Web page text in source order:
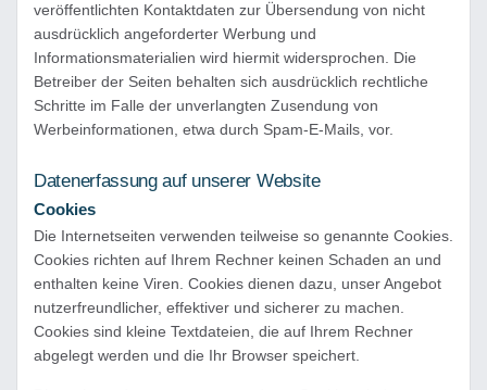
veröffentlichten Kontaktdaten zur Übersendung von nicht
ausdrücklich angeforderter Werbung und
Informationsmaterialien wird hiermit widersprochen. Die
Betreiber der Seiten behalten sich ausdrücklich rechtliche
Schritte im Falle der unverlangten Zusendung von
Werbeinformationen, etwa durch Spam-E-Mails, vor.
Datenerfassung auf unserer Website
Cookies
Die Internetseiten verwenden teilweise so genannte Cookies.
Cookies richten auf Ihrem Rechner keinen Schaden an und
enthalten keine Viren. Cookies dienen dazu, unser Angebot
nutzerfreundlicher, effektiver und sicherer zu machen.
Cookies sind kleine Textdateien, die auf Ihrem Rechner
abgelegt werden und die Ihr Browser speichert.